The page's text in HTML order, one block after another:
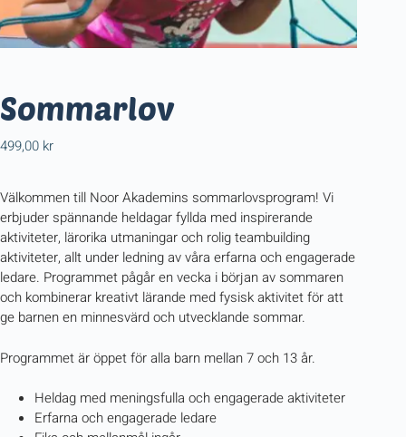
Sommarlov
499,00 kr
Välkommen till Noor Akademins sommarlovsprogram! Vi
erbjuder spännande heldagar fyllda med inspirerande
aktiviteter, lärorika utmaningar och rolig teambuilding
aktiviteter, allt under ledning av våra erfarna och engagerade
ledare. Programmet pågår en vecka i början av sommaren
och kombinerar kreativt lärande med fysisk aktivitet för att
ge barnen en minnesvärd och utvecklande sommar.
Programmet är öppet för alla barn mellan 7 och 13 år.
Heldag med meningsfulla och engagerade aktiviteter
Erfarna och engagerade ledare